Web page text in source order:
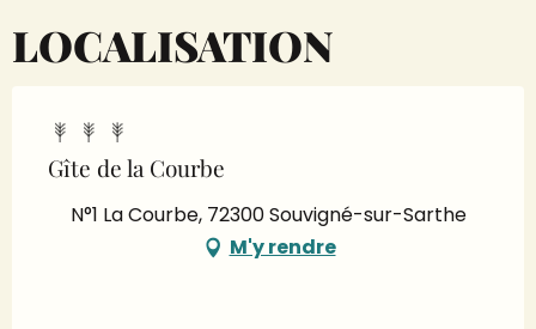
LOCALISATION
Gîte de la Courbe
N°1 La Courbe, 72300 Souvigné-sur-Sarthe
M'y rendre